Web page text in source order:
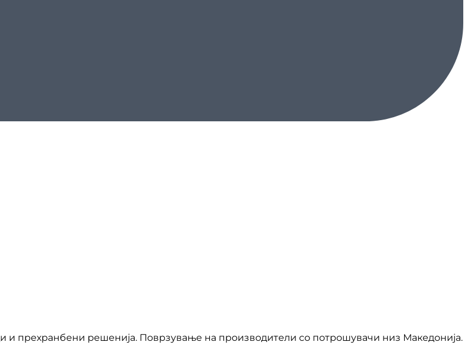
и прехранбени решенија. Поврзување на производители со потрошувачи низ Македонија.